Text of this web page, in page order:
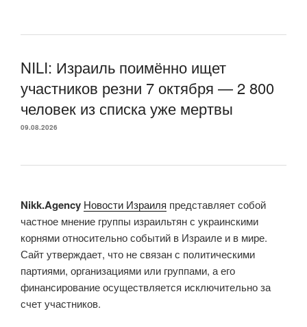
NILI: Израиль поимённо ищет
участников резни 7 октября — 2 800
человек из списка уже мертвы
09.08.2026
Nikk.Agency Новости Израиля представляет собой
частное мнение группы израильтян с украинскими
корнями относительно событий в Израиле и в мире.
Сайт утверждает, что не связан с политическими
партиями, организациями или группами, а его
финансирование осуществляется исключительно за
счет участников.